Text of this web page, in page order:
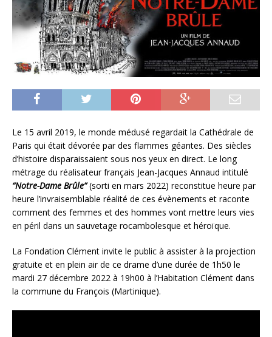
Le 15 avril 2019, le monde médusé regardait la Cathédrale de
Paris qui était dévorée par des flammes géantes. Des siècles
d’histoire disparaissaient sous nos yeux en direct. Le long
métrage du réalisateur français Jean-Jacques Annaud intitulé
“Notre-Dame Brûle”(sorti en mars 2022) reconstitue heure par
heure l’invraisemblable réalité de ces évènements et raconte
comment des femmes et des hommes vont mettre leurs vies
en péril dans un sauvetage rocambolesque et héroïque.
La Fondation Clément invite le public à assister à la projection
gratuite et en plein air de ce drame d’une durée de 1h50 le
mardi 27 décembre 2022 à 19h00 à l’Habitation Clément dans
la commune du François (Martinique).